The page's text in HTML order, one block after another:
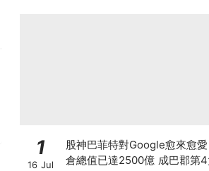
1
16 Jul
股神巴菲特對Google愈來愈
倉總值已達2500億 成巴郡第4